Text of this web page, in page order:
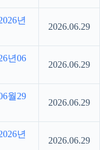
년
2026.06.29
년06
2026.06.29
월29
2026.06.29
년
2026.06.29